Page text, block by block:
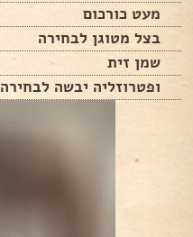
מעט כורכום
בצל מטוגן לבחירה
שמן זית
ופטרוזליה יבשה לבחירה